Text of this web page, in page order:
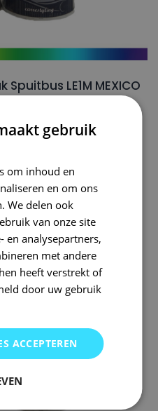
LE1M MEXICO
gebruik
om inhoud en
en om ons
We delen ook
van onze site
en analysepartners,
met andere
heeft verstrekt of
door uw gebruik
ACCEPTEREN